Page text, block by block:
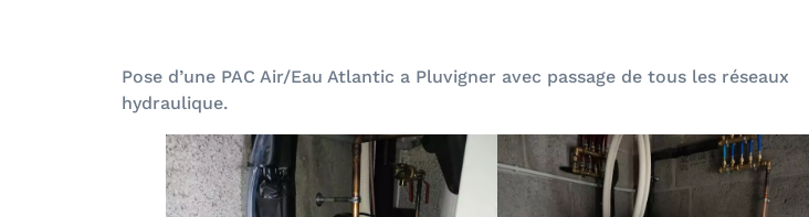
Pose d’une PAC Air/Eau Atlantic a Pluvigner avec passage de tous les réseaux
hydraulique.